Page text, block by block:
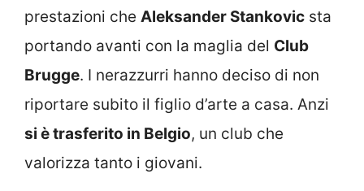
prestazioni che Aleksander Stankovic sta
portando avanti con la maglia del Club
Brugge. I nerazzurri hanno deciso di non
riportare subito il figlio d’arte a casa. Anzi
si è trasferito in Belgio, un club che
valorizza tanto i giovani.